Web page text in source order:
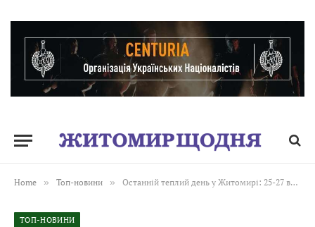
Home » Топ-новини » Останній теплий день у Житомирі: 25-27 вересня в Україні прогнозуються заморозки до 0-3°
ТОП-НОВИНИ